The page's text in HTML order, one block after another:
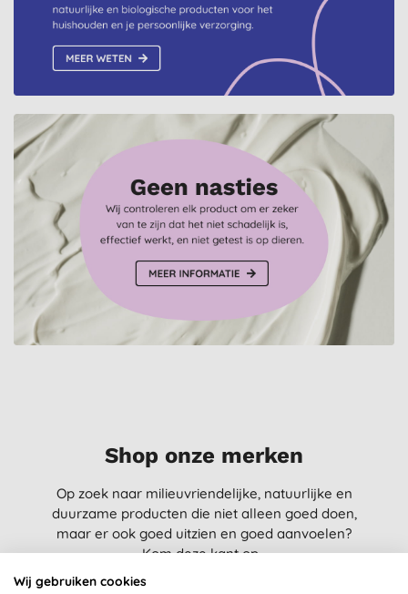
Shop onze merken
Op zoek naar milieuvriendelijke, natuurlijke en
duurzame producten die niet alleen goed doen,
maar er ook goed uitzien en goed aanvoelen?
Kom deze kant op...
Wij gebruiken cookies